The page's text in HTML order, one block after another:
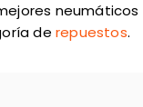
neumáticos
derepuestos.